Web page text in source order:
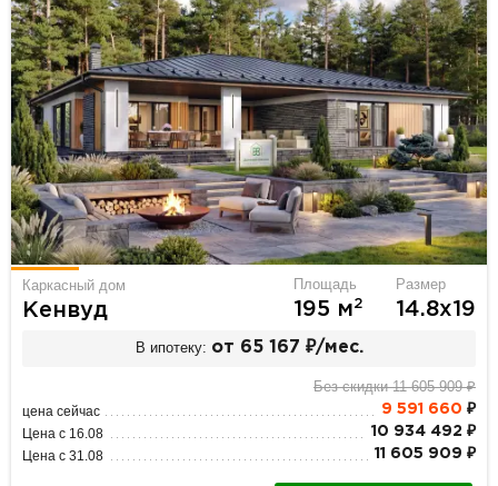
Каркасный дом
Кенвуд
Площадь
195 м2
Размер
14.8х19
В ипотеку: от 65 167 ₽/мес.
Без скидки 11 605 909 ₽
цена сейчас 9 591 660 ₽
Цена с 16.08 10 934 492 ₽
Цена с 31.08 11 605 909 ₽